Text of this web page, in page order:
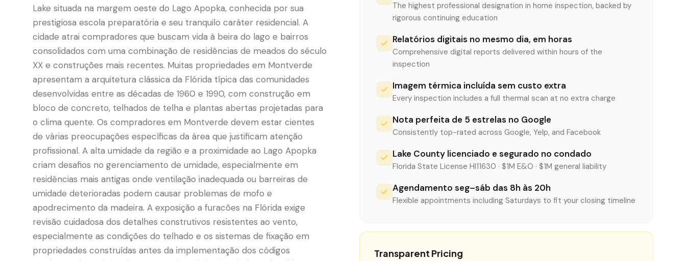
Lake situada na margem oeste do Lago Apopka, conhecida por sua
prestigiosa escola preparatória e seu tranquilo caráter residencial. A
cidade atrai compradores que buscam vida à beira do lago e bairros
consolidados com uma combinação de residências de meados do século
XX e construções mais recentes. Muitas propriedades em Montverde
apresentam a arquitetura clássica da Flórida típica das comunidades
desenvolvidas entre as décadas de 1960 e 1990, com construção em
bloco de concreto, telhados de telha e plantas abertas projetadas para
o clima quente. Os compradores em Montverde devem estar cientes
de várias preocupações específicas da área que justificam atenção
profissional. A alta umidade da região e a proximidade ao Lago Apopka
criam desafios no gerenciamento de umidade, especialmente em
residências mais antigas onde ventilação inadequada ou barreiras de
umidade deterioradas podem causar problemas de mofo e
apodrecimento da madeira. A exposição a furacões na Flórida exige
revisão cuidadosa dos detalhes construtivos resistentes ao vento,
especialmente as condições do telhado e os sistemas de fixação em
propriedades construídas antes da implementação dos códigos
The highest professional designation in home inspection, backed by
rigorous continuing education
Relatórios digitais no mesmo dia, em horas
Comprehensive digital reports delivered within hours of the
inspection
Imagem térmica incluída sem custo extra
Every inspection includes a full thermal scan at no extra charge
Nota perfeita de 5 estrelas no Google
Consistently top-rated across Google, Yelp, and Facebook
Lake County licenciado e segurado no condado
Florida State License HI11630 · $1M E&O · $1M general liability
Agendamento seg–sáb das 8h às 20h
Flexible appointments including Saturdays to fit your closing timeline
Transparent Pricing